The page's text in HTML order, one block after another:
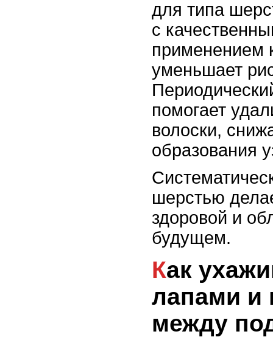
для типа
с
применением
уменьшает
помогает
волоски,
образования
шерстью
здоровой и
будущем.
Как ухаживать за
лапами и
между